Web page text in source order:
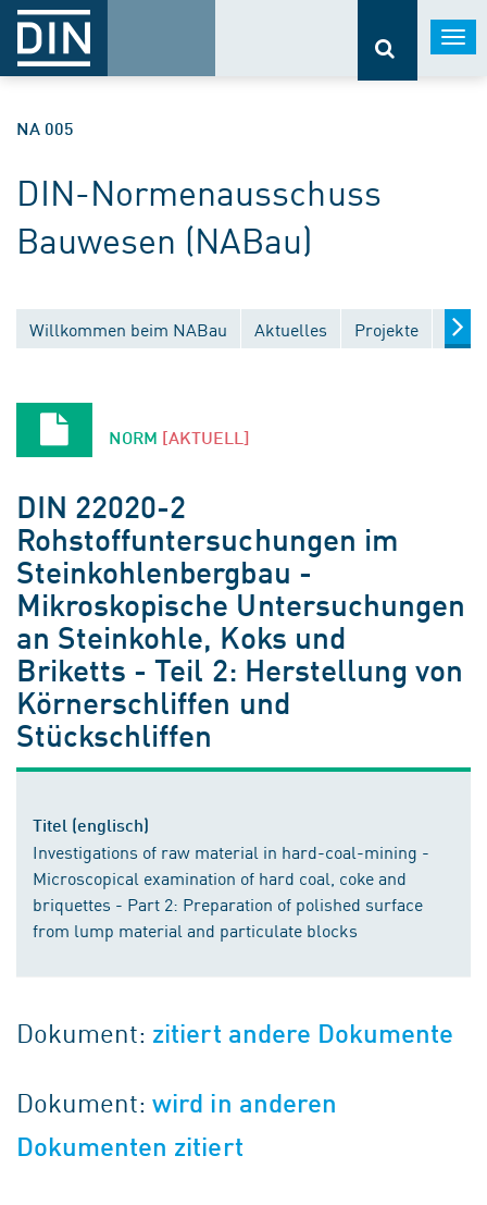
NA 005
DIN-Normenausschuss
Bauwesen (NABau)
Willkommen beim NABau Aktuelles Projekte
NORM [AKTUELL]
DIN 22020-2
Rohstoffuntersuchungen im
Steinkohlenbergbau -
Mikroskopische Untersuchungen
an Steinkohle, Koks und
Briketts - Teil 2: Herstellung von
Körnerschliffen und
Stückschliffen
Titel (englisch)
Investigations of raw material in hard-coal-mining -
Microscopical examination of hard coal, coke and
briquettes - Part 2: Preparation of polished surface
from lump material and particulate blocks
Dokument: zitiert andere Dokumente
Dokument:wird in anderen
Dokumenten zitiert